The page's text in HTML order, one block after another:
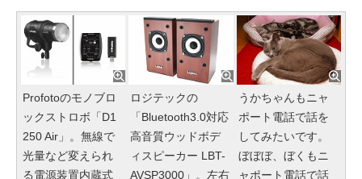
Profotoのモノブロ
ックストロボ「D1
250 Air」。無線で
光量など変えられ
る電源装置内蔵式
ロジテックの
「Bluetooth3.0対応
高音質ウッドボデ
ィスピーカー LBT-
AVSP3000」。左右
うかちゃんもニャ
ポート電話で話を
してみたいです。
ぼぼぼ、ぼくもニ
ャポート電話で話